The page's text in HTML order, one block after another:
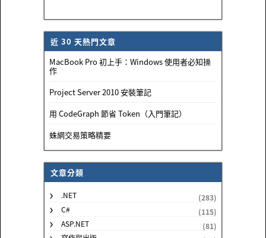
近 30 天熱門文章
MacBook Pro 初上手：Windows 使用者必知操
作
Project Server 2010 安裝筆記
用 CodeGraph 節省 Token（入門筆記）
蛛網交易策略精要
文章分類
.NET
(283)
C#
(115)
ASP.NET
(81)